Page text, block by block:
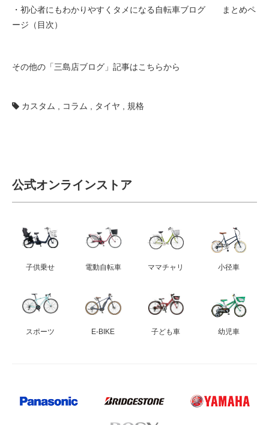
・初心者にもわかりやすくタメになる自転車ブログ まとめペ
ージ（目次）
その他の「三島店ブログ」記事はこちらから
カスタム , コラム , タイヤ , 規格
公式オンラインストア
子供乗せ 電動自転車 ママチャリ 小径車
スポーツ E-BIKE 子ども車 幼児車